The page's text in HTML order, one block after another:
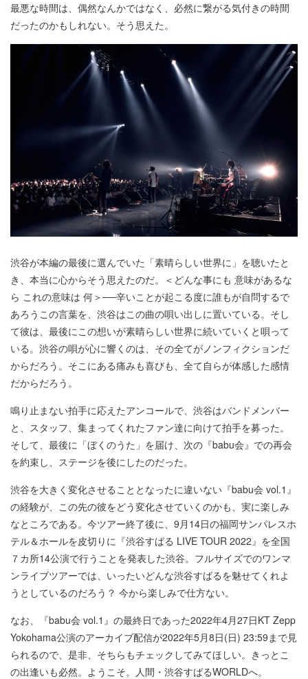
最悪な時間は、偶然なんかではなく、必然に繋がる気付きの時間
だったのかもしれない。そう思えた。
渋谷が本編の最後に選んでいた「素晴らしい世界に」を聴いたと
き、本当に心からそう思えたのだ。＜どんな事にも 意味があるな
ら これの意味は 何＞──辛いことが起こる度に誰もが自問するで
あろうこの言葉を、渋谷はこの曲の唄い出しに置いている。そし
て彼は、最後にこの想いが素晴らしい世界に続いていくと唄って
いる。渋谷の唄が心に響くのは、その全てがノンフィクションだ
からだろう。そこにある痛みも喜びも、全て自らが体感した感情
だからだろう。
鳴り止まない拍手に応えたアンコールで、渋谷はバンドメンバー
と、スタッフ、集まってくれたファン達に向けて拍手を募った。
そして、最後に「ぼくのうた」を届け、次の『babu会』での再会
を約束し、ステージを後にしたのだった。
渋谷を大きく変化させることとなったに違いない『babu会 vol.1』
の経験が、この先の彼をどう変化させていくのかも、実に楽しみ
なところである。今ツアー終了後に、9月14日の福岡サンパレスホ
テル＆ホールを皮切りに『渋谷すばる LIVE TOUR 2022』を全国
７カ所14公演で行うことを発表した渋谷。フルサイズでのワンマ
ンライブツアーでは、いったいどんな渋谷すばるを魅せてくれよ
うとしているのだろう？ 今から楽しみで仕方ない。
なお、『babu会 vol.1』の最終日であった2022年4月27日KT Zepp
Yokohama公演のアーカイブ配信が2022年5月8日(日) 23:59まで見
られるので、是非、そちらもチェックしてみてほしい。きっとこ
の出逢いも必然。ようこそ。人間・渋谷すばるWORLDへ。